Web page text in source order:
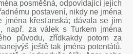
posměšná, odpovídající jejich
postavení, nikdy ne jména
jména křesťanská; dávala se jim
např. za válek s Turkem jména
původu, zřídkakdy potom za
ještě tak jména potentátů.